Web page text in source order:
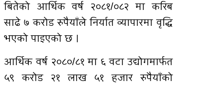
बितेको आर्थिक वर्ष २०८१/०८२ मा करिब
साढे ७ करोड रुपैयाँले निर्यात व्यापारमा वृद्धि
भएको पाइएको छ ।
आर्थिक वर्ष २०८०/८१ मा ६ वटा उद्योगमार्फत
५९ करोड २१ लाख ५१ हजार रुपैयाँको